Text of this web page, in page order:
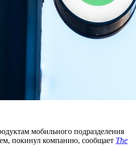
мобильного подразделения
покинул компанию, сообщает The